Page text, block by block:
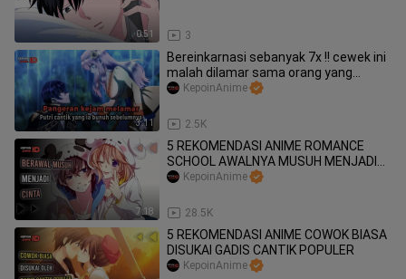
0:51 3
3:11
Bereinkarnasi sebanyak 7x !! cewek ini
malah dilamar sama orang yang
pernah membunuh beliau🤣
2.5K
KepoinAnime
7:18
5 REKOMENDASI ANIME ROMANCE
SCHOOL AWALNYA MUSUH MENJADI
CINTA
28.5K
KepoinAnime
5 REKOMENDASI ANIME COWOK BIASA
DISUKAI GADIS CANTIK POPULER
KepoinAnime